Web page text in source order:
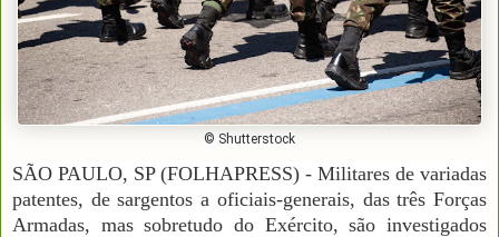
© Shutterstock
SÃO PAULO, SP (FOLHAPRESS) - Militares de variadas
patentes, de sargentos a oficiais-generais, das três Forças
Armadas, mas sobretudo do Exército, são investigados